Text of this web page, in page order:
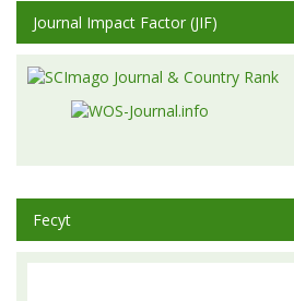
Journal Impact Factor (JIF)
Fecyt